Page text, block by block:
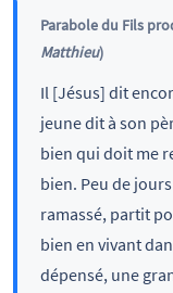
Parabole du Fils
Matthieu)
Il [Jésus] dit
jeune dit à son
bien qui doit me
bien. Peu de
ramassé, partit
bien en vivant
dépensé, une